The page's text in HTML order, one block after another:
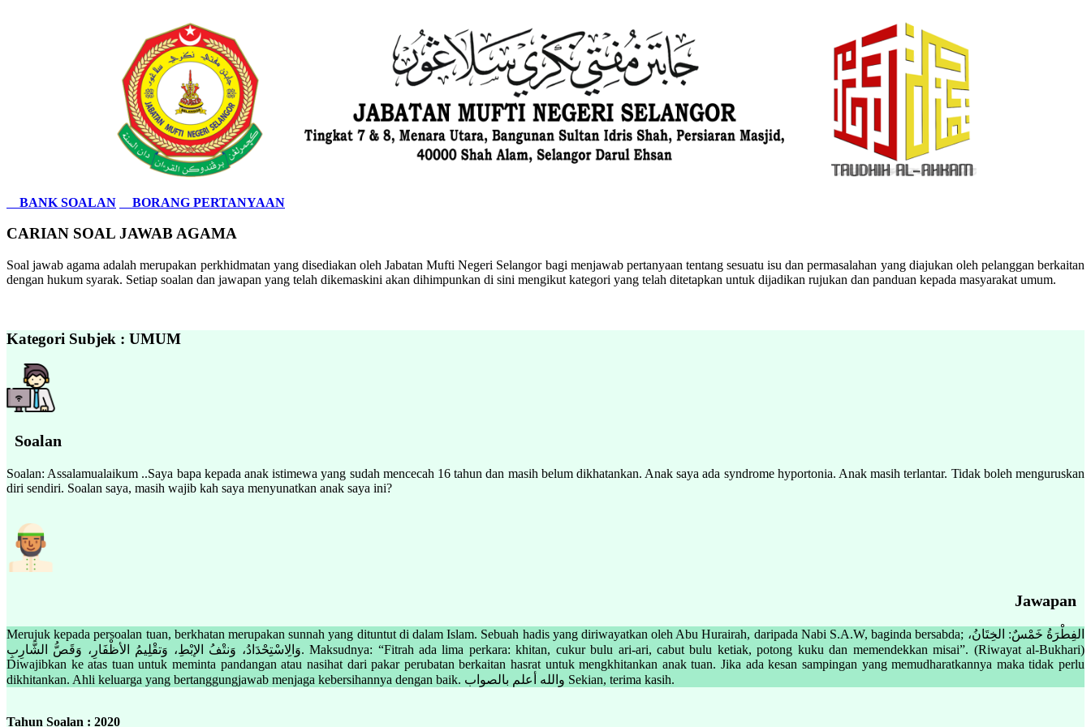
BANK SOALAN BORANG PERTANYAAN
CARIAN SOAL JAWAB AGAMA
Soal jawab agama adalah merupakan perkhidmatan yang disediakan oleh Jabatan Mufti Negeri Selangor bagi menjawab pertanyaan tentang sesuatu isu dan permasalahan yang diajukan oleh pelanggan berkaitan
dengan hukum syarak. Setiap soalan dan jawapan yang telah dikemaskini akan dihimpunkan di sini mengikut kategori yang telah ditetapkan untuk dijadikan rujukan dan panduan kepada masyarakat umum.
Kategori Subjek : UMUM
Soalan
Soalan: Assalamualaikum ..Saya bapa kepada anak istimewa yang sudah mencecah 16 tahun dan masih belum dikhatankan. Anak saya ada syndrome hyportonia. Anak masih terlantar. Tidak boleh menguruskan
diri sendiri. Soalan saya, masih wajib kah saya menyunatkan anak saya ini?
Jawapan
Merujuk kepada persoalan tuan, berkhatan merupakan sunnah yang dituntut di dalam Islam. Sebuah hadis yang diriwayatkan oleh Abu Hurairah, daripada Nabi S.A.W, baginda bersabda; الفِطْرَةُ خَمْسٌ: الخِتَانُ،
وَالِاسْتِحْدَادُ، وَنتْفُ الإبْطِ، وَتقْلِيمُ الأظْفَارِ، وَقَصُّ الشَّارِبِ. Maksudnya: “Fitrah ada lima perkara: khitan, cukur bulu ari-ari, cabut bulu ketiak, potong kuku dan memendekkan misai”. (Riwayat al-Bukhari)
Diwajibkan ke atas tuan untuk meminta pandangan atau nasihat dari pakar perubatan berkaitan hasrat untuk mengkhitankan anak tuan. Jika ada kesan sampingan yang memudharatkannya maka tidak perlu
dikhitankan. Ahli keluarga yang bertanggungjawab menjaga kebersihannya dengan baik. والله أعلم بالصواب Sekian, terima kasih.
Tahun Soalan : 2020